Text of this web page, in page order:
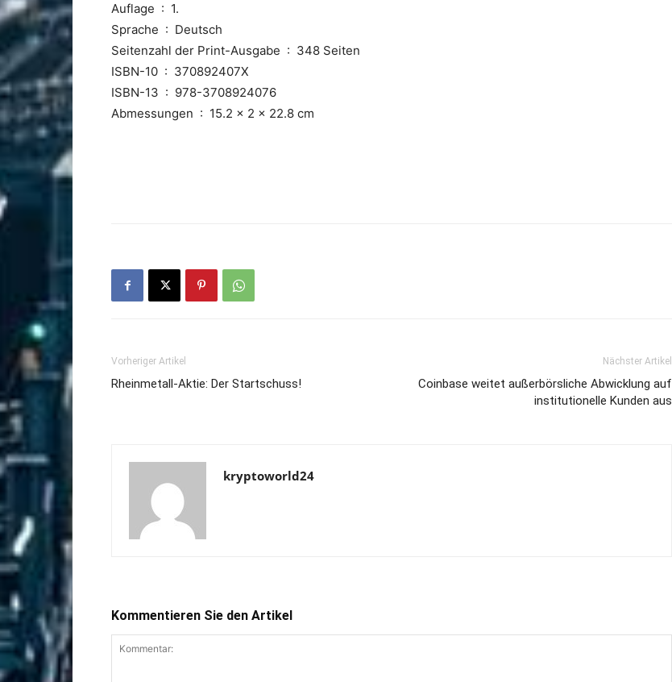
Auflage ‏ : ‎ 1.
Sprache ‏ : ‎ Deutsch
Seitenzahl der Print-Ausgabe ‏ : ‎ 348 Seiten
ISBN-10 ‏ : ‎ 370892407X
ISBN-13 ‏ : ‎ 978-3708924076
Abmessungen ‏ : ‎ 15.2 x 2 x 22.8 cm
Vorheriger Artikel
Rheinmetall-Aktie: Der Startschuss!
Nächster Artikel
Coinbase weitet außerbörsliche Abwicklung auf
institutionelle Kunden aus
kryptoworld24
Kommentieren Sie den Artikel